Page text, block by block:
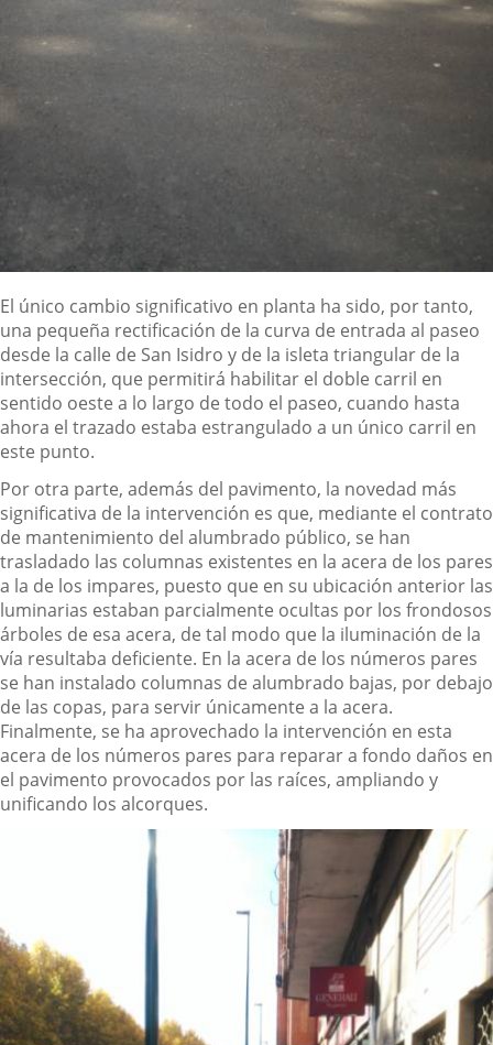
El único cambio significativo en planta ha sido, por tanto,
una pequeña rectificación de la curva de entrada al paseo
desde la calle de San Isidro y de la isleta triangular de la
intersección, que permitirá habilitar el doble carril en
sentido oeste a lo largo de todo el paseo, cuando hasta
ahora el trazado estaba estrangulado a un único carril en
este punto.
Por otra parte, además del pavimento, la novedad más
significativa de la intervención es que, mediante el contrato
de mantenimiento del alumbrado público, se han
trasladado las columnas existentes en la acera de los pares
a la de los impares, puesto que en su ubicación anterior las
luminarias estaban parcialmente ocultas por los frondosos
árboles de esa acera, de tal modo que la iluminación de la
vía resultaba deficiente. En la acera de los números pares
se han instalado columnas de alumbrado bajas, por debajo
de las copas, para servir únicamente a la acera.
Finalmente, se ha aprovechado la intervención en esta
acera de los números pares para reparar a fondo daños en
el pavimento provocados por las raíces, ampliando y
unificando los alcorques.